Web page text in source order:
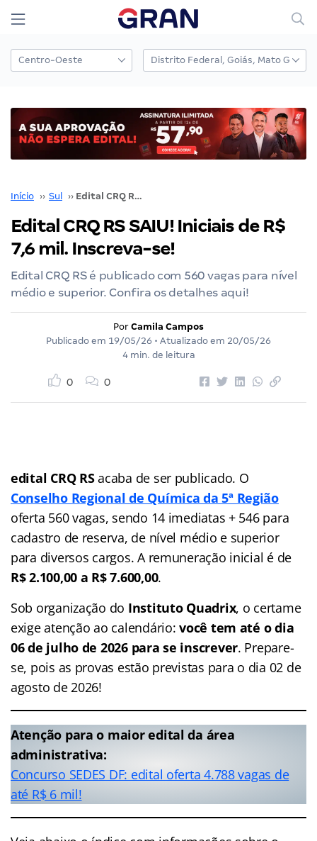
Início ›› Sul ›› Edital CRQ RS SAIU! Iniciais de R$ 7,6 mil. Inscreva-se!
Edital CRQ RS SAIU! Iniciais de R$
7,6 mil. Inscreva-se!
Edital CRQ RS é publicado com 560 vagas para nível
médio e superior. Confira os detalhes aqui!
Por Camila Campos
Publicado em 19/05/26 • Atualizado em 20/05/26
4 min. de leitura
0 0
edital CRQ RSacaba de ser publicado. O
Conselho Regional de Química da 5ª Região
oferta 560 vagas, sendo 14 imediatas + 546 para
cadastro de reserva, de nível médio e superior
para diversos cargos. A remuneração inicial é de
R$ 2.100,00 a R$ 7.600,00.
Sob organização do Instituto Quadrix, o certame
exige atenção ao calendário:você tem até o dia
06 de julho de 2026 para se inscrever. Prepare-
se, pois as provas estão previstas para o dia 02 de
agosto de 2026!
Atenção para o maior edital da área
administrativa:
Concurso SEDES DF: edital oferta 4.788 vagas de
até R$ 6 mil!